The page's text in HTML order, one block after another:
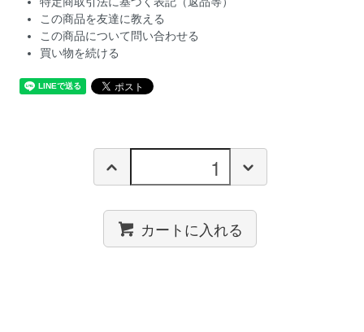
この商品を友達に教える
この商品について問い合わせる
買い物を続ける
カートに入れる